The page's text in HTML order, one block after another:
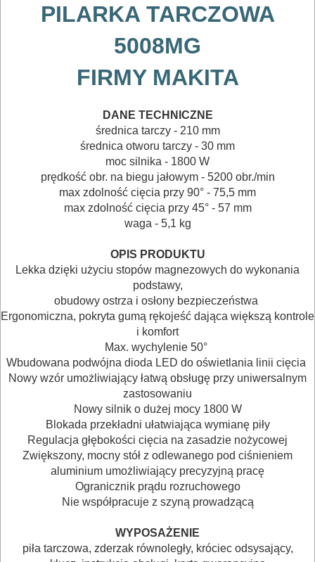
ELEKTRONARZĘDZIA
AKUMULATOROWE
OSPRZĘT
ELEKTRONARZĘDZI
MAGAZYNOWANIE
TRANSPORTOWANIE
POMIAROWE
BUDOWLANE
ELEKTRY..
GLAZURNICZE
AKCESORIA
MASZYNKI
URZĄDZENIA
BUDOWLANE
MASZYNY
BRUKARSKIE
PILARKA TARCZOWA
5008MG
FIRMY MAKITA
DANE TECHNICZNE
średnica tarczy - 210 mm
średnica otworu tarczy - 30 mm
moc silnika - 1800 W
prędkość obr. na biegu jałowym - 5200 obr./min
max zdolność cięcia przy 90° - 75,5 mm
max zdolność cięcia przy 45° - 57 mm
waga - 5,1 kg
OPIS PRODUKTU
Lekka dzięki użyciu stopów magnezowych do wykonania
podstawy,
obudowy ostrza i osłony bezpieczeństwa
Ergonomiczna, pokryta gumą rękojeść dająca większą kontrole
i komfort
Max. wychylenie 50°
Wbudowana podwójna dioda LED do oświetlania linii cięcia
Nowy wzór umożliwiający łatwą obsługę przy uniwersalnym
zastosowaniu
Nowy silnik o dużej mocy 1800 W
Blokada przekładni ułatwiająca wymianę piły
Regulacja głębokości cięcia na zasadzie nożycowej
Zwiększony, mocny stół z odlewanego pod ciśnieniem
aluminium umożliwiający precyzyjną pracę
Ogranicznik prądu rozruchowego
Nie współpracuje z szyną prowadzącą
WYPOSAŻENIE
piła tarczowa, zderzak równoległy, króciec odsysający,